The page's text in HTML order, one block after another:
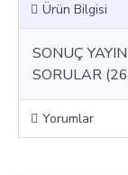
Ürün Bilgisi
SONUÇ
SORULAR
Yorumlar